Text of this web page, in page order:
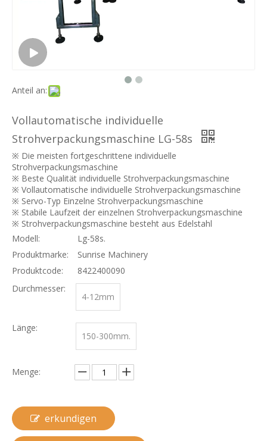
Anteil an:
Vollautomatische individuelle
Strohverpackungsmaschine LG-58s
※ Die meisten fortgeschrittene individuelle
Strohverpackungsmaschine
※ Beste Qualität individuelle Strohverpackungsmaschine
※ Vollautomatische individuelle Strohverpackungsmaschine
※ Servo-Typ Einzelne Strohverpackungsmaschine
※ Stabile Laufzeit der einzelnen Strohverpackungsmaschine
※ Strohverpackungsmaschine besteht aus Edelstahl
Modell:
Lg-58s.
Produktmarke:
Sunrise Machinery
Produktcode:
8422400090
Durchmesser:
4-12mm
Länge:
150-300mm.
Menge:
erkundigen